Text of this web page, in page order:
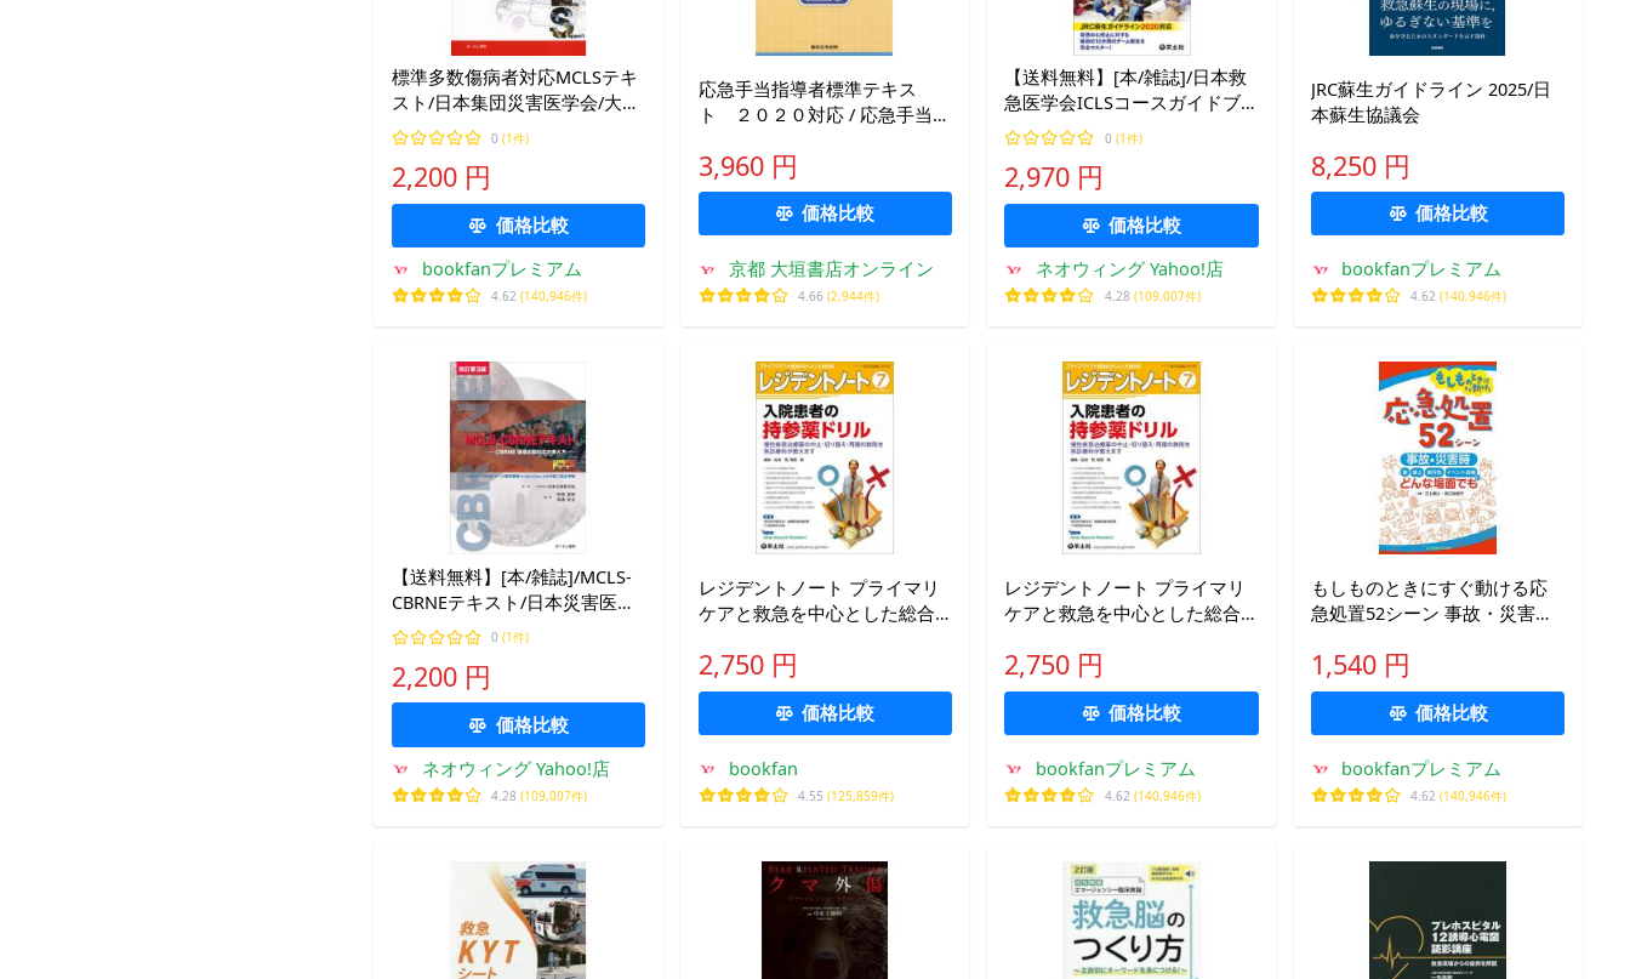
標準多数傷病者対応MCLSテキ
スト/日本集団災害医学会/大友
康裕
0 (1件)
2,200 円
価格比較
bookfanプレミアム
4.62 (140,946件)
応急手当指導者標準テキス
ト ２０２０対応 / 応急手当指
3,960 円
価格比較
京都 大垣書店オンライン
4.66 (2,944件)
【送料無料】[本/雑誌]/日本救
急医学会ICLSコースガイドブ
ック/日本救急医学会ICLSコー
ス企画運営委員会ICLSコース
教材開発ワーキンググループ/
編 畑田
0 (1件)
2,970 円
価格比較
ネオウィング Yahoo!店
4.28 (109,007件)
JRC蘇生ガイドライン 2025/日
本蘇生協議会
8,250 円
価格比較
bookfanプレミアム
4.62 (140,946件)
【送料無料】[本/雑誌]/MCLS-
CBRNEテキスト/日本災害医学
会/監修 阿南英明/編集 高橋栄
治/編集 阿南英明/執筆 高橋栄
治/執筆 清住哲郎/執筆
0 (1件)
2,200 円
価格比較
ネオウィング Yahoo!店
4.28 (109,007件)
レジデントノート プライマリ
ケアと救急を中心とした総合
2,750 円
価格比較
bookfan
4.55 (125,859件)
レジデントノート プライマリ
ケアと救急を中心とした総合
2,750 円
価格比較
bookfanプレミアム
4.62 (140,946件)
もしものときにすぐ動ける応
急処置52シーン 事故・災害
ント会場など、どんな場面で
も/三上剛人/田口裕紀子
1,540 円
価格比較
bookfanプレミアム
4.62 (140,946件)